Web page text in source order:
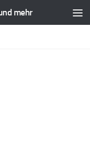
mehr